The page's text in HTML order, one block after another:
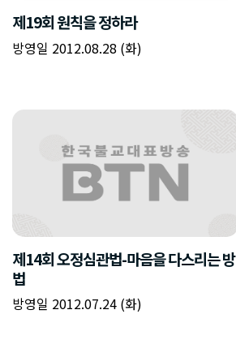
제19회 원칙을 정하라
방영일 2012.08.28 (화)
제14회 오정심관법-마음을 다스리는 방
법
방영일 2012.07.24 (화)